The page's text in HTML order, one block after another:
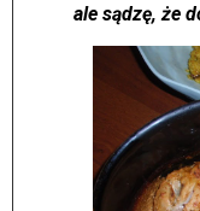
ale sądzę, że